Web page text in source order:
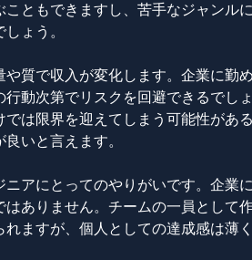
ともできますし、苦手なジャンル
ょう。
質で収入が変化します。企業に勤
動次第でリスクを回避できるでし
は限界を迎えてしまう可能性があ
いと言えます。
アにとってのやりがいです。企業
ありません。チームの一員として
ますが、個人としての達成感は薄